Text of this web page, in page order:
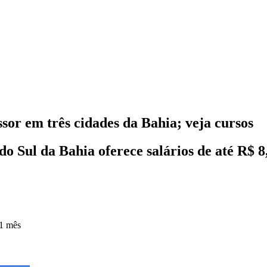
em três cidades da Bahia; veja cursos
Sul da Bahia oferece salários de até R$
mês